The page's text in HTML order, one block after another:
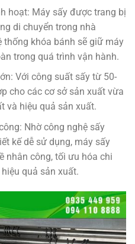
hoạt: Máy sấy được trang bị
di chuyển trong nhà
thống khóa bánh sẽ giữ máy
trong quá trình vận hành.
Với công suất sấy từ 50-
cho các cơ sở sản xuất vừa
và hiệu quả sản xuất.
Nhờ công nghệ sấy
kế dễ sử dụng, máy sấy
nhân công, tối ưu hóa chi
quả sản xuất.